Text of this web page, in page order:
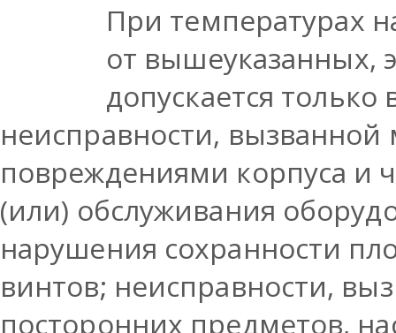
При температурах
от вышеуказанных,
допускается
неисправности,
повреждениями корпуса и
(или) обслуживания
нарушения сохранности
винтов; неисправности,
посторонних предметов,